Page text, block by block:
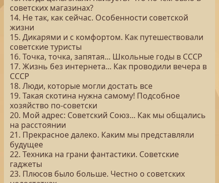
советских магазинах?
14. Не так, как сейчас. Особенности советской
жизни
15. Дикарями и с комфортом. Как путешествовали
советские туристы
16. Точка, точка, запятая... Школьные годы в СССР
17. Жизнь без интернета... Как проводили вечера в
СССР
18. Люди, которые могли достать все
19. Такая скотина нужна самому! Подсобное
хозяйство по-советски
20. Мой адрес: Советский Союз... Как мы общались
на расстоянии
21. Прекрасное далеко. Каким мы представляли
будущее
22. Техника на грани фантастики. Советские
гаджеты
23. Плюсов было больше. Честно о советских